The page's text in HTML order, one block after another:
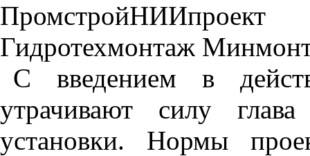
Гидротехмонтаж
С введением в
утрачивают силу
установки. Нормы